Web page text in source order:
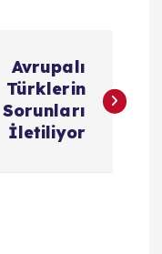
Avrupalı
Türklerin
Sorunları
İletiliyor